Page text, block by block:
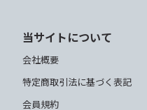
当サイトについて
会社概要
特定商取引法に基づく表記
会員規約